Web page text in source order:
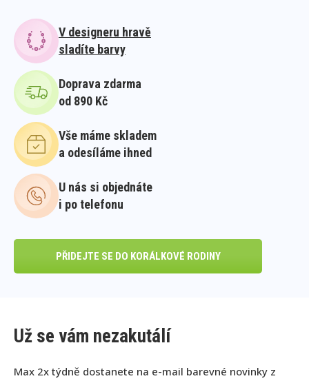
V designeru hravě
sladíte barvy
Doprava zdarma
od 890 Kč
Vše máme skladem
a odesíláme ihned
U nás si objednáte
i po telefonu
PŘIDEJTE SE DO KORÁLKOVÉ RODINY
Už se vám nezakutálí
Max 2x týdně dostanete na e-mail barevné novinky z